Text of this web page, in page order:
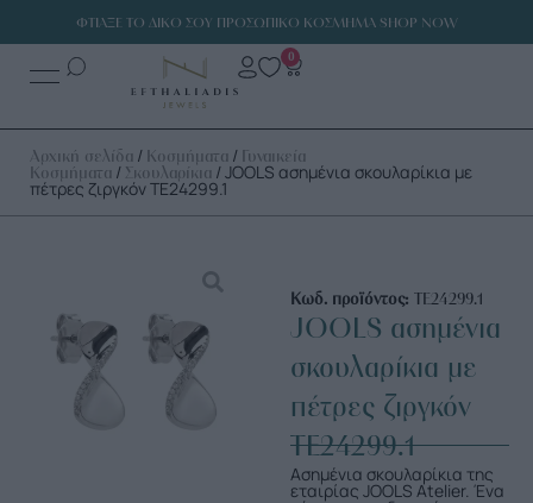
ΦΤΙΑΞΕ ΤΟ ΔΙΚΟ ΣΟΥ ΠΡΟΣΩΠΙΚΟ ΚΟΣΜΗΜΑ SHOP NOW
0
Αρχική σελίδα / Κοσμήματα / Γυναικεία
Κοσμήματα / Σκουλαρίκια / JOOLS ασημένια σκουλαρίκια με
πέτρες ζιργκόν TE24299.1
Κωδ. προϊόντος: TE24299.1
JOOLS ασημένια
σκουλαρίκια με
πέτρες ζιργκόν
TE24299.1
Ασημένια σκουλαρίκια της
εταιρίας JOOLS Αtelier. Ένα